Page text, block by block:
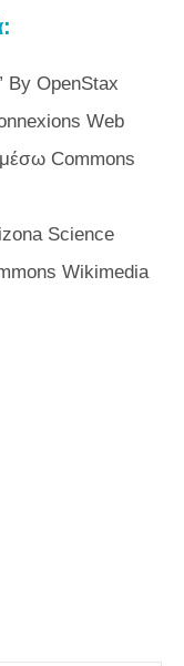
By OpenStax
Web
Commons
Science
Wikimedia